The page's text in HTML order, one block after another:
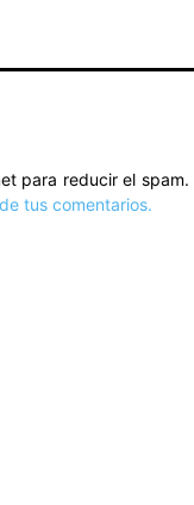
para reducir el spam.
tus comentarios.